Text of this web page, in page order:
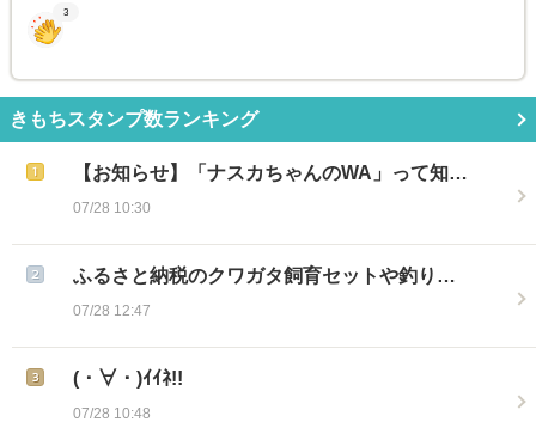
3
きもちスタンプ数ランキング
【お知らせ】「ナスカちゃんのWA」って知…
07/28 10:30
ふるさと納税のクワガタ飼育セットや釣り…
07/28 12:47
(・∀・)ｲｲﾈ!!
07/28 10:48